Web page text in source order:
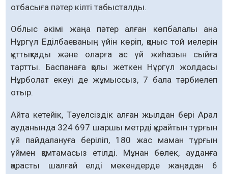
отбасыға пәтер кілті табысталды.
Облыс әкімі жаңа пәтер алған көпбалалы ана
Нұргүл Еділбаеваның үйін көріп, қоныс той иелерін
құттықтады және оларға ас үй жиһазын сыйға
тартты. Баспанаға қолы жеткен Нұргүл жолдасы
Нұрболат екеуі де жұмыссыз, 7 бала тәрбиелеп
отыр.
Айта кетейік, Тәуелсіздік алған жылдан бері Арал
ауданында 324 697 шаршы метрді құрайтын тұрғын
үй пайдалануға беріліп, 180 жас маман тұрғын
үймен қамтамасыз етілді. Мұнан бөлек, ауданға
қарасты шалғай елді мекендерде жаңадан 6